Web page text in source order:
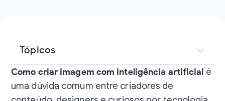
Tópicos
Como criar imagem com inteligência artificial é
uma dúvida comum entre criadores de